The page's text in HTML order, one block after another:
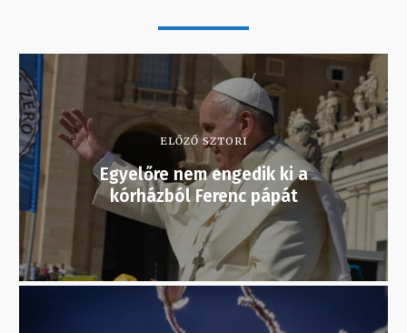
ELŐZŐ SZTORI
Egyelőre nem engedik ki a
kórházból Ferenc pápát